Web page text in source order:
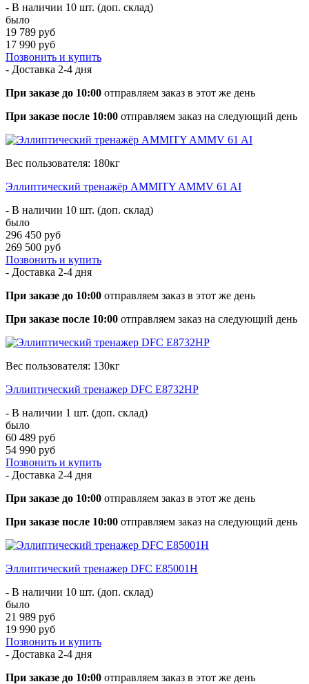
- В наличии 10 шт. (доп. склад)
было
19 789 руб
17 990 руб
Позвонить и купить
- Доставка 2-4 дня
При заказе до 10:00 отправляем заказ в этот же день
При заказе после 10:00 отправляем заказ на следующий день
Вес пользователя: 180кг
Эллиптический тренажёр AMMITY AMMV 61 AI
- В наличии 10 шт. (доп. склад)
было
296 450 руб
269 500 руб
Позвонить и купить
- Доставка 2-4 дня
При заказе до 10:00 отправляем заказ в этот же день
При заказе после 10:00 отправляем заказ на следующий день
Вес пользователя: 130кг
Эллиптический тренажер DFC E8732HP
- В наличии 1 шт. (доп. склад)
было
60 489 руб
54 990 руб
Позвонить и купить
- Доставка 2-4 дня
При заказе до 10:00 отправляем заказ в этот же день
При заказе после 10:00 отправляем заказ на следующий день
Эллиптический тренажер DFC E85001H
- В наличии 10 шт. (доп. склад)
было
21 989 руб
19 990 руб
Позвонить и купить
- Доставка 2-4 дня
При заказе до 10:00 отправляем заказ в этот же день